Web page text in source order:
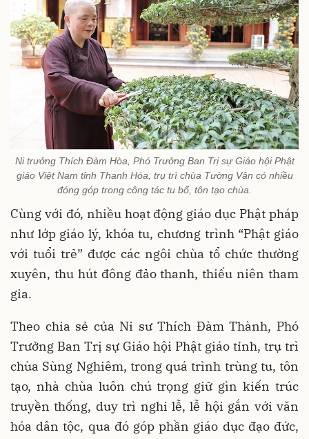
Ni trưởng Thích Đàm Hòa, Phó Trưởng Ban Trị sự Giáo hội Phật
giáo Việt Nam tỉnh Thanh Hóa, trụ trì chùa Tường Vân có nhiều
đóng góp trong công tác tu bổ, tôn tạo chùa.
Cùng với đó, nhiều hoạt động giáo dục Phật pháp
như lớp giáo lý, khóa tu, chương trình “Phật giáo
với tuổi trẻ” được các ngôi chùa tổ chức thường
xuyên, thu hút đông đảo thanh, thiếu niên tham
gia.
Theo chia sẻ của Ni sư Thích Đàm Thành, Phó
Trưởng Ban Trị sự Giáo hội Phật giáo tỉnh, trụ trì
chùa Sùng Nghiêm, trong quá trình trùng tu, tôn
tạo, nhà chùa luôn chú trọng giữ gìn kiến trúc
truyền thống, duy trì nghi lễ, lễ hội gắn với văn
hóa dân tộc, qua đó góp phần giáo dục đạo đức,